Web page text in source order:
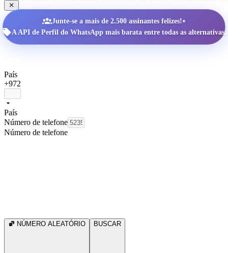
Junte-se a mais de 2.500 assinantes felizes!•
A API de Perfil do WhatsApp mais barata entre todas as alternativas.
País
+972
País
Número de telefone
Número de telefone
NÚMERO ALEATÓRIO BUSCAR